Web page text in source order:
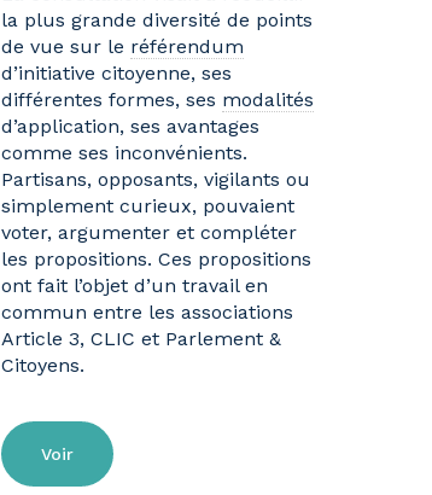
la plus grande diversité de points
de vue sur le référendum
d’initiative citoyenne, ses
différentes formes, ses modalités
d’application, ses avantages
comme ses inconvénients.
Partisans, opposants, vigilants ou
simplement curieux, pouvaient
voter, argumenter et compléter
les propositions. Ces propositions
ont fait l’objet d’un travail en
commun entre les associations
Article 3, CLIC et Parlement &
Citoyens.
Voir